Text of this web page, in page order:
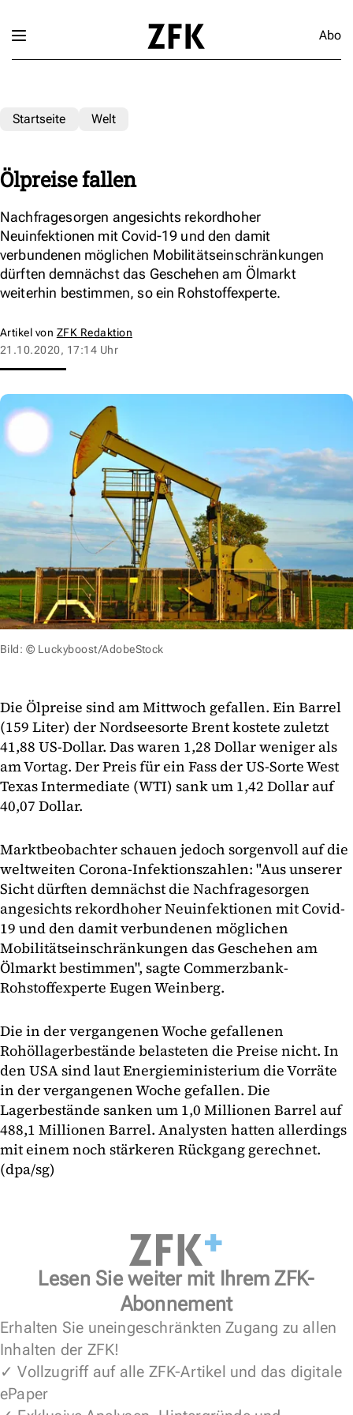
Abo
Startseite Welt
Ölpreise fallen
Nachfragesorgen angesichts rekordhoher
Neuinfektionen mit Covid-19 und den damit
verbundenen möglichen Mobilitätseinschränkungen
dürften demnächst das Geschehen am Ölmarkt
weiterhin bestimmen, so ein Rohstoffexperte.
Artikel von ZFK Redaktion
21.10.2020, 17:14 Uhr
Bild: © Luckyboost/AdobeStock
Die Ölpreise sind am Mittwoch gefallen. Ein Barrel
(159 Liter) der Nordseesorte Brent kostete zuletzt
41,88 US-Dollar. Das waren 1,28 Dollar weniger als
am Vortag. Der Preis für ein Fass der US-Sorte West
Texas Intermediate (WTI) sank um 1,42 Dollar auf
40,07 Dollar.
Marktbeobachter schauen jedoch sorgenvoll auf die
weltweiten Corona-Infektionszahlen: "Aus unserer
Sicht dürften demnächst die Nachfragesorgen
angesichts rekordhoher Neuinfektionen mit Covid-
19 und den damit verbundenen möglichen
Mobilitätseinschränkungen das Geschehen am
Ölmarkt bestimmen", sagte Commerzbank-
Rohstoffexperte Eugen Weinberg.
Die in der vergangenen Woche gefallenen
Rohöllagerbestände belasteten die Preise nicht. In
den USA sind laut Energieministerium die Vorräte
in der vergangenen Woche gefallen. Die
Lagerbestände sanken um 1,0 Millionen Barrel auf
488,1 Millionen Barrel. Analysten hatten allerdings
mit einem noch stärkeren Rückgang gerechnet.
(dpa/sg)
Lesen Sie weiter mit Ihrem ZFK-
Abonnement
Erhalten Sie uneingeschränkten Zugang zu allen
Inhalten der ZFK!
✓ Vollzugriff auf alle ZFK-Artikel und das digitale
ePaper